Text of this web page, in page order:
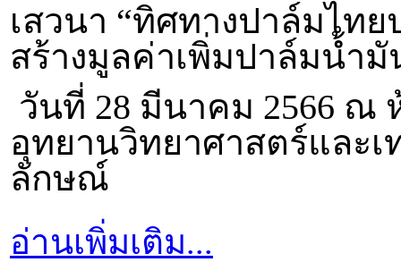
เสวนา “ทิศทางปาล์มไท
สร้างมูลค่าเพิ่มปาล์มน้ำมั
วันที่ 28 มีนาคม 2566 ณ
อุทยานวิทยาศาสตร์และ
ลักษณ์
อ่านเพิ่มเติม...